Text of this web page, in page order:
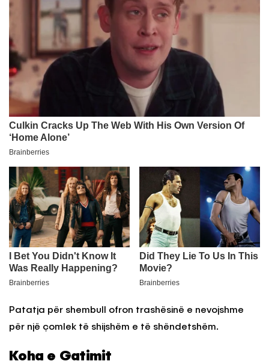
Patatja për shembull ofron trashësinë e nevojshme
për një çomlek të shijshëm e të shëndetshëm.
Koha e Gatimit